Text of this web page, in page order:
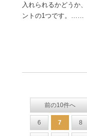
入れられるかどうか
ントの1つです。……
前の10件へ
6 7 8